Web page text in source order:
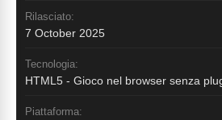
Rilasciato:
7 October 2025
Tecnologia:
HTML5 - Gioco nel browser senza
Piattaforma: